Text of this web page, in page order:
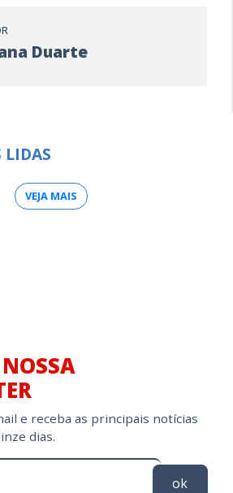
Duarte
LIDAS
VEJA MAIS
e receba as principais notícias
dias.
ok